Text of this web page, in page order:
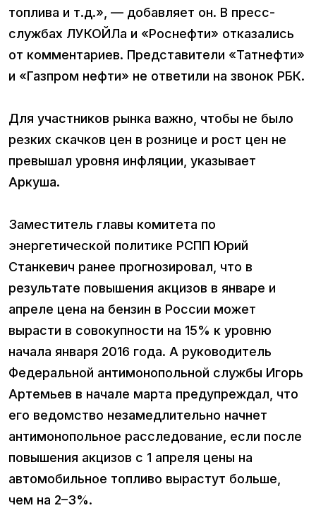
топлива и т.д.», — добавляет он. В пресс-
службах ЛУКОЙЛа и «Роснефти» отказались
от комментариев. Представители «Татнефти»
и «Газпром нефти» не ответили на звонок РБК.
Для участников рынка важно, чтобы не было
резких скачков цен в рознице и рост цен не
превышал уровня инфляции, указывает
Аркуша.
Заместитель главы комитета по
энергетической политике РСПП Юрий
Станкевич ранее прогнозировал, что в
результате повышения акцизов в январе и
апреле цена на бензин в России может
вырасти в совокупности на 15% к уровню
начала января 2016 года. А руководитель
Федеральной антимонопольной службы Игорь
Артемьев в начале марта предупреждал, что
его ведомство незамедлительно начнет
антимонопольное расследование, если после
повышения акцизов с 1 апреля цены на
автомобильное топливо вырастут больше,
чем на 2–3%.